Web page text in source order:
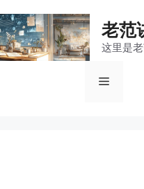
老范
这里是
菜